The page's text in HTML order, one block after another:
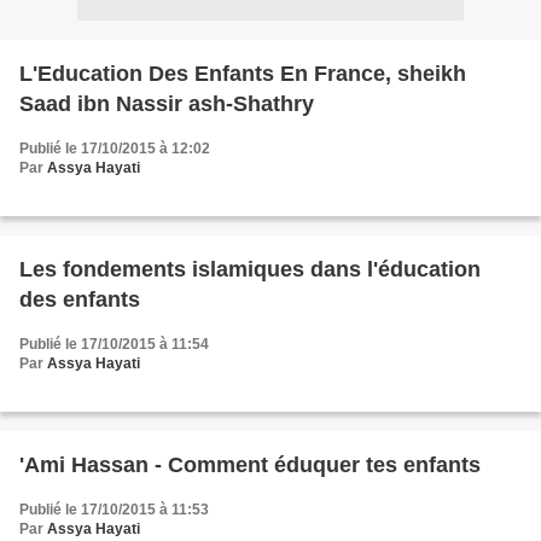
L'Education Des Enfants En France, sheikh
Saad ibn Nassir ash-Shathry
Publié le 17/10/2015 à 12:02
Par Assya Hayati
Les fondements islamiques dans l'éducation
des enfants
Publié le 17/10/2015 à 11:54
Par Assya Hayati
'Ami Hassan - Comment éduquer tes enfants
Publié le 17/10/2015 à 11:53
Par Assya Hayati